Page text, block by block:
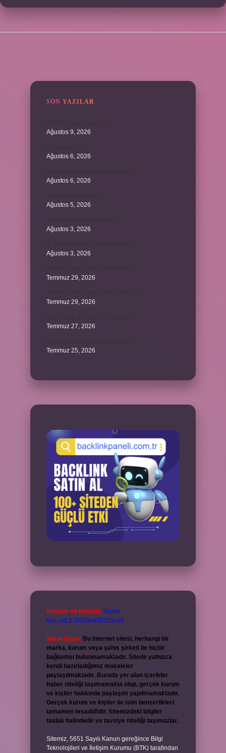
SON YAZILAR
Ağustos 9, 2026
Ağustos 6, 2026
Ağustos 6, 2026
Ağustos 5, 2026
Ağustos 3, 2026
Ağustos 3, 2026
Temmuz 29, 2026
Temmuz 29, 2026
Temmuz 27, 2026
Temmuz 25, 2026
Reklam ve İletişim: Skype:
live:.cid.575569c608265c69
Yasal Uyarı: Bu internet sitesi, herhangi bir
marka, kurum veya şahıs şirketi ile hiçbir
bağlantısı bulunmamaktadır. Sitede yalnızca
kendi hazırladığımız makaleler
paylaşılmaktadır. Burada yer alan içerikler
haber niteliği taşımamakta olup, gerçek kurum
ve kişiler hakkında paylaşım yapılmamaktadır.
Gerçek kurum ve kişiler ile isim benzerlikleri
tamamen tesadüfidir. Sitemizdeki bilgiler
taslak halindedir ve tavsiye niteliği taşımazlar.
Sitemiz, 5651 Sayılı Kanun gereğince Bilgi
Teknolojileri ve İletişim Kurumu (BTK) tarafından